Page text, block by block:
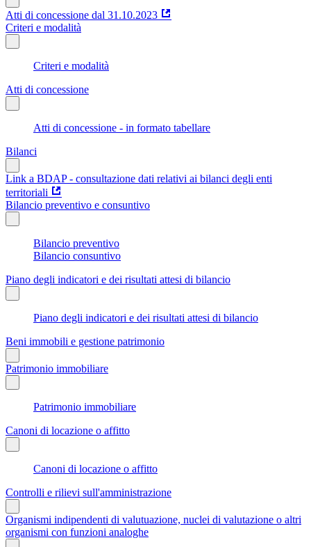
Atti di concessione dal 31.10.2023
Criteri e modalità
Criteri e modalità
Atti di concessione
Atti di concessione - in formato tabellare
Bilanci
Link a BDAP - consultazione dati relativi ai bilanci degli enti
territoriali
Bilancio preventivo e consuntivo
Bilancio preventivo
Bilancio consuntivo
Piano degli indicatori e dei risultati attesi di bilancio
Piano degli indicatori e dei risultati attesi di bilancio
Beni immobili e gestione patrimonio
Patrimonio immobiliare
Patrimonio immobiliare
Canoni di locazione o affitto
Canoni di locazione o affitto
Controlli e rilievi sull'amministrazione
Organismi indipendenti di valutuazione, nuclei di valutazione o altri
organismi con funzioni analoghe